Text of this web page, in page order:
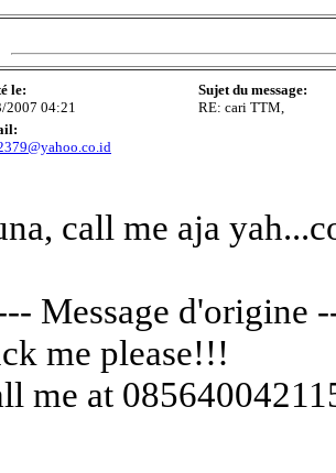
le:
2007 04:21
Sujet du message:
RE: cari TTM,
call me aja
Message d'origine
me please!!!
me at